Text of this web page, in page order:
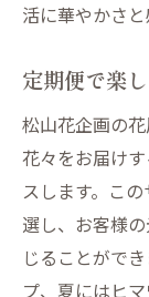
活に華やかさと
定期便で楽
松山花企画の
花々をお届け
スします。こ
選し、お客様
じることがで
プ、夏にはヒ